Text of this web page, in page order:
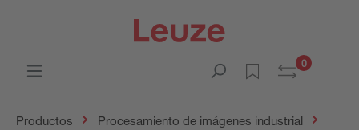
0
Productos
Procesamiento de imágenes industrial